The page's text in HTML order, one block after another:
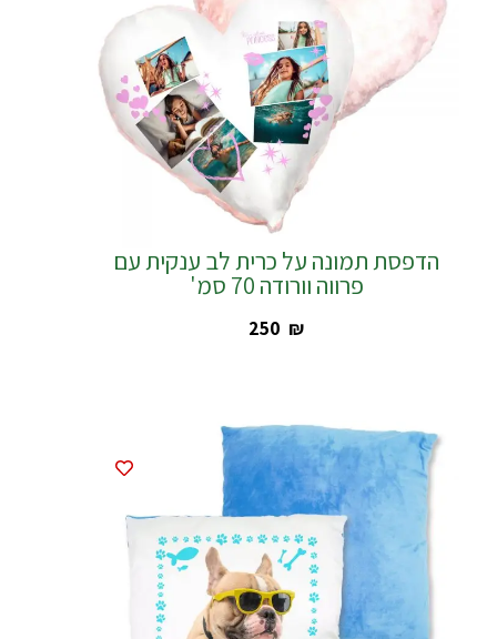
הדפסת תמונה על כרית לב ענקית עם
פרווה וורודה 70 סמ'
‎250 ₪